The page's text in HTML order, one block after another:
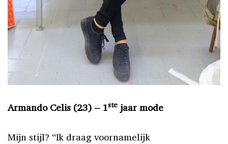
Armando Celis (23) – 1ste jaar mode
Mijn stijl? “Ik draag voornamelijk